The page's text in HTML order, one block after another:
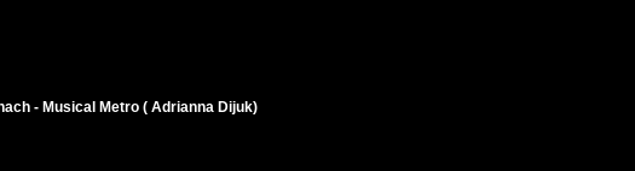
- Musical Metro ( Adrianna Dijuk)